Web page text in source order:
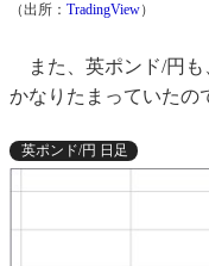
（出所： TradingView）
また、英ポンド/円も
かなりたまっていたの
英ポンド/円 日足